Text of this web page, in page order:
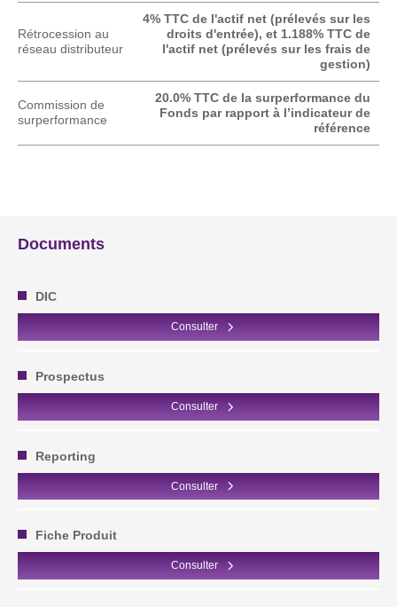
Rétrocession au
réseau distributeur
4% TTC de l'actif net (prélevés sur les
droits d'entrée), et 1.188% TTC de
l'actif net (prélevés sur les frais de
gestion)
Commission de
surperformance
20.0% TTC de la surperformance du
Fonds par rapport à l’indicateur de
référence
Documents
DIC
Consulter
Prospectus
Consulter
Reporting
Consulter
Fiche Produit
Consulter